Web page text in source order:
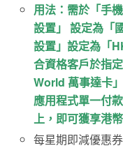
用法：需於「手
設置」 設定為「
設置」設定為「
合資格客戶於指
World 萬事達卡
應用程式單一付
上，即可獲享港
每星期即減優惠